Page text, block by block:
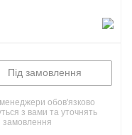
Під замовлення
обов'язково
з вами та уточнять
замовлення